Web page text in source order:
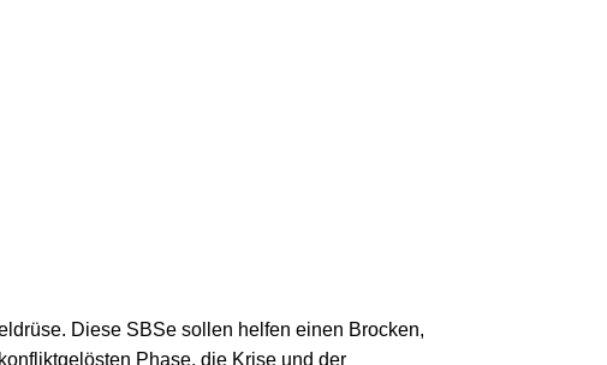
Diese SBSe sollen helfen einen Brocken,
Phase, die Krise und der